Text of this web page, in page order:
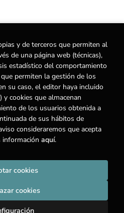
Todos los Derechos Reservados |
y de terceros que permiten al
de una página web (técnicas),
estadístico del comportamiento
permiten la gestión de los
su caso, el editor haya incluido
cookies que almacenan
de los usuarios obtenida a
de sus hábitos de
consideraremos que acepta
información aquí.
cookies
cookies